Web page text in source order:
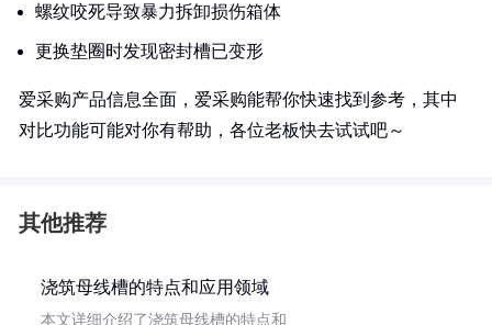
螺纹咬死导致暴力拆卸损伤箱体
更换垫圈时发现密封槽已变形
爱采购产品信息全面，爱采购能帮你快速找到参考，其中
对比功能可能对你有帮助，各位老板快去试试吧～
其他推荐
浇筑母线槽的特点和应用领域
本文详细介绍了浇筑母线槽的特点和